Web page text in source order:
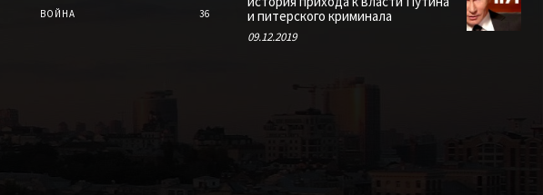
ВОЙНА
36
и питерского криминала
09.12.2019